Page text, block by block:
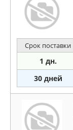
Срок поставки
1 дн.
30 дней